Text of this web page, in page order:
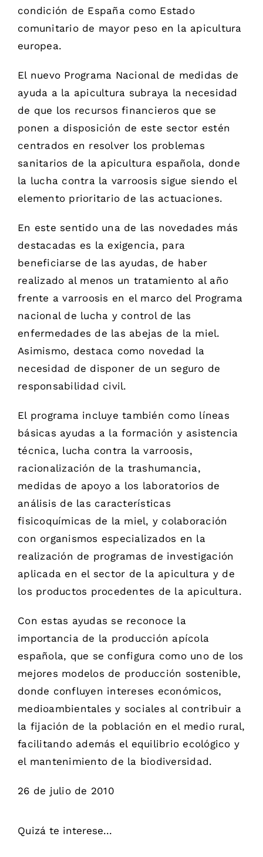
condición de España como Estado
comunitario de mayor peso en la apicultura
europea.
El nuevo Programa Nacional de medidas de
ayuda a la apicultura subraya la necesidad
de que los recursos financieros que se
ponen a disposición de este sector estén
centrados en resolver los problemas
sanitarios de la apicultura española, donde
la lucha contra la varroosis sigue siendo el
elemento prioritario de las actuaciones.
En este sentido una de las novedades más
destacadas es la exigencia, para
beneficiarse de las ayudas, de haber
realizado al menos un tratamiento al año
frente a varroosis en el marco del Programa
nacional de lucha y control de las
enfermedades de las abejas de la miel.
Asimismo, destaca como novedad la
necesidad de disponer de un seguro de
responsabilidad civil.
El programa incluye también como líneas
básicas ayudas a la formación y asistencia
técnica, lucha contra la varroosis,
racionalización de la trashumancia,
medidas de apoyo a los laboratorios de
análisis de las características
fisicoquímicas de la miel, y colaboración
con organismos especializados en la
realización de programas de investigación
aplicada en el sector de la apicultura y de
los productos procedentes de la apicultura.
Con estas ayudas se reconoce la
importancia de la producción apícola
española, que se configura como uno de los
mejores modelos de producción sostenible,
donde confluyen intereses económicos,
medioambientales y sociales al contribuir a
la fijación de la población en el medio rural,
facilitando además el equilibrio ecológico y
el mantenimiento de la biodiversidad.
26 de julio de 2010
Quizá te interese...